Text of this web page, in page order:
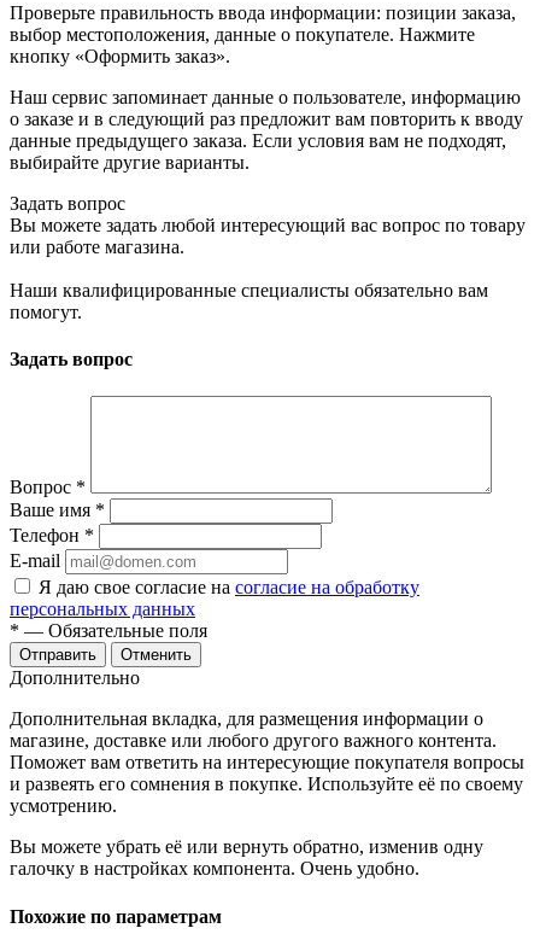
Проверьте правильность ввода информации: позиции заказа,
выбор местоположения, данные о покупателе. Нажмите
кнопку «Оформить заказ».
Наш сервис запоминает данные о пользователе, информацию
о заказе и в следующий раз предложит вам повторить к вводу
данные предыдущего заказа. Если условия вам не подходят,
выбирайте другие варианты.
Задать вопрос
Вы можете задать любой интересующий вас вопрос по товару
или работе магазина.
Наши квалифицированные специалисты обязательно вам
помогут.
Задать вопрос
Вопрос *
Ваше имя *
Телефон *
E-mail
Я даю свое согласие на согласие на обработку
персональных данных
* — Обязательные поля
Отменить
Дополнительно
Дополнительная вкладка, для размещения информации о
магазине, доставке или любого другого важного контента.
Поможет вам ответить на интересующие покупателя вопросы
и развеять его сомнения в покупке. Используйте её по своему
усмотрению.
Вы можете убрать её или вернуть обратно, изменив одну
галочку в настройках компонента. Очень удобно.
Похожие по параметрам